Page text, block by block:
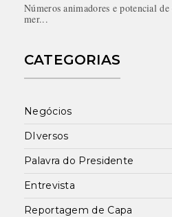
Números animadores e potencial
mer...
CATEGORIAS
Negócios
DIversos
Palavra do Presidente
Entrevista
Reportagem de Capa